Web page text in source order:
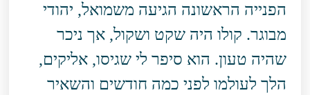
הפנייה הראשונה הגיעה משמואל, יהודי
מבוגר. קולו היה שקט ושקול, אך ניכר
שהיה טעון. הוא סיפר לי שגיסו, אליקים,
הלך לעולמו לפני כמה חודשים והשאיר